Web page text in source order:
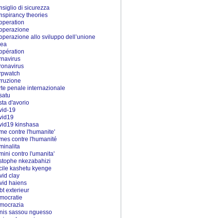
di sicurezza
theories
allo sviluppo dell’unione
penale internazionale
d'avorio
19
kinshasa
contre l'humanite'
contre l'humanité
contro l'umanita'
nkezabahizi
kashetu kyenge
clay
haiens
exterieur
sassou nguesso